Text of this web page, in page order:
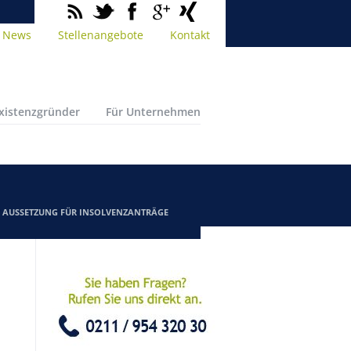
News Stellenangebote Kontakt
Für Unternehmen
AUSSETZUNG FÜR INSOLVENZANTRÄGE